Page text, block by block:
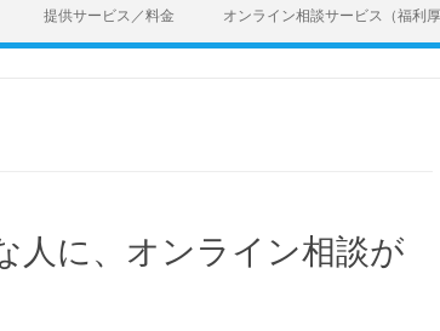
提供サービス／料金 オンライン相談サービス（福利
人に、オンライン相談が